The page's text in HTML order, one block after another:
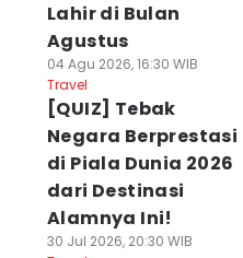
Lahir di Bulan
Agustus
04 Agu 2026, 16:30 WIB
Travel
[QUIZ] Tebak
Negara Berprestasi
di Piala Dunia 2026
dari Destinasi
Alamnya Ini!
30 Jul 2026, 20:30 WIB